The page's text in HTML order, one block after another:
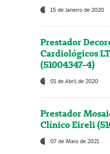
15 de Janeiro de 2020
Prestador
Cardiológicos
(51004347-4)
01 de Abril de 2020
Prestador
Clínico Eireli
07 de Maio de 2021